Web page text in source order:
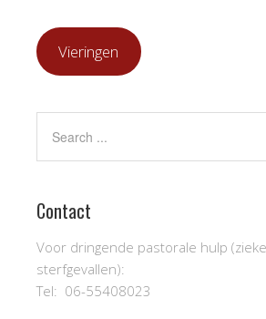
Vieringen
Contact
Voor dringende pastorale hulp
sterfgevallen):
Tel: 06-55408023